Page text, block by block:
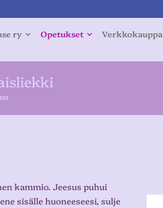
ry Opetukset Verkkokauppa
kammio. Jeesus puhui
sisälle huoneeseesi, sulje